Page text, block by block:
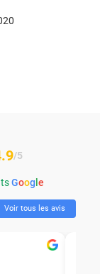
/5
Goog e
Voir tous les avis